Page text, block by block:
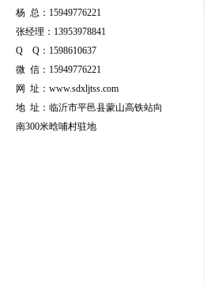
杨 总：15949776221
张经理：13953978841
Q Q：1598610637
微 信：15949776221
网 址： www.sdxljtss.com
地 址：临沂市平邑县蒙山高铁站向
南300米晗哺村驻地